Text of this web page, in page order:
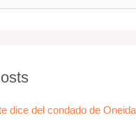
dice del condado de Oneida